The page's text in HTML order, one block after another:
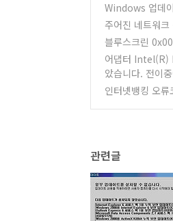
Windows 업데
주어진 네트워
블루스크린
어댑터 Intel(R)
았습니다. 전이
인터넷뱅킹 오
관련글